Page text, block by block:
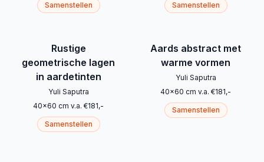
Samenstellen Samenstellen
Rustige
geometrische lagen
in aardetinten
Yuli Saputra
40x60 cm v.a. €181,-
Samenstellen
Aards abstract met
warme vormen
Yuli Saputra
40x60 cm v.a. €181,-
Samenstellen